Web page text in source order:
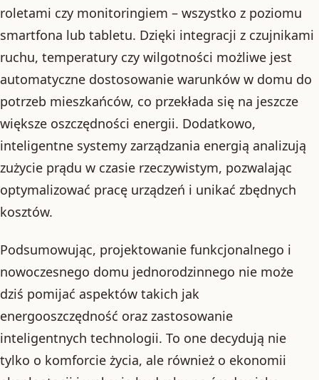
roletami czy monitoringiem – wszystko z poziomu
smartfona lub tabletu. Dzięki integracji z czujnikami
ruchu, temperatury czy wilgotności możliwe jest
automatyczne dostosowanie warunków w domu do
potrzeb mieszkańców, co przekłada się na jeszcze
większe oszczędności energii. Dodatkowo,
inteligentne systemy zarządzania energią analizują
zużycie prądu w czasie rzeczywistym, pozwalając
optymalizować pracę urządzeń i unikać zbędnych
kosztów.
Podsumowując, projektowanie funkcjonalnego i
nowoczesnego domu jednorodzinnego nie może
dziś pomijać aspektów takich jak
energooszczędność oraz zastosowanie
inteligentnych technologii. To one decydują nie
tylko o komforcie życia, ale również o ekonomii